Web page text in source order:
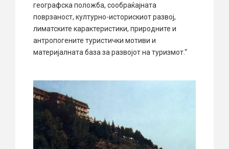
географска положба, сообраќајната
поврзаност, културно-историскиот развој,
лиматските карактеристики, природните и
антропогените туристички мотиви и
материјалната база за развојот на туризмот.“